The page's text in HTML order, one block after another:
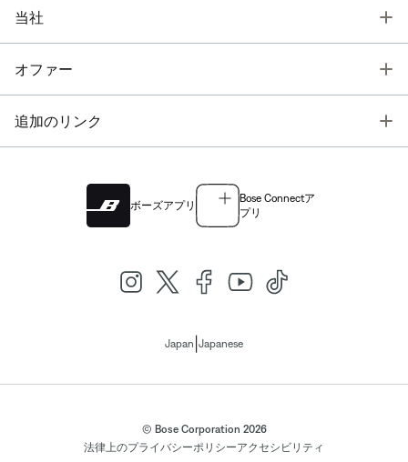
当社
オファー
追加のリンク
ボーズアプリ
Bose Connectア
プリ
Japan Japanese
© Bose Corporation 2026
法律上のプライバシーポリシーアクセシビリティ